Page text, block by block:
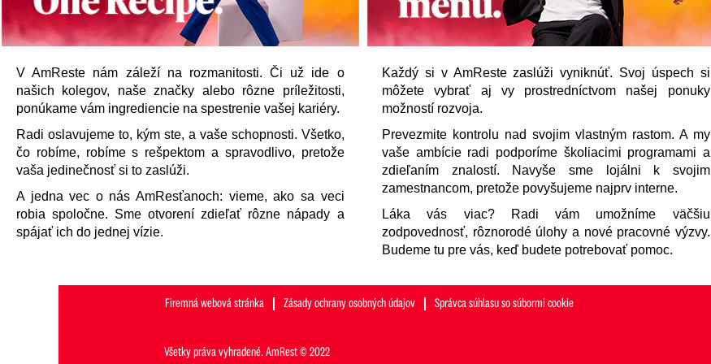
V AmReste nám záleží na rozmanitosti. Či už ide o
našich kolegov, naše značky alebo rôzne príležitosti,
ponúkame vám ingrediencie na spestrenie vašej kariéry.
Radi oslavujeme to, kým ste, a vaše schopnosti. Všetko,
čo robíme, robíme s rešpektom a spravodlivo, pretože
vaša jedinečnosť si to zaslúži.
A jedna vec o nás AmResťanoch: vieme, ako sa veci
robia spoločne. Sme otvorení zdieľať rôzne nápady a
spájať ich do jednej vízie.
Každý si v AmReste zaslúži vyniknúť. Svoj úspech si
môžete vybrať aj vy prostredníctvom našej ponuky
možností rozvoja.
Prevezmite kontrolu nad svojim vlastným rastom. A my
vaše ambície radi podporíme školiacimi programami a
zdieľaním znalostí. Navyše sme lojálni k svojim
zamestnancom, pretože povyšujeme najprv interne.
Láka vás viac? Radi vám umožníme väčšiu
zodpovednosť, rôznorodé úlohy a nové pracovné výzvy.
Budeme tu pre vás, keď budete potrebovať pomoc.
Firemná webová stránka Zásady ochrany osobných údajov Správca súhlasu so súbormi cookie
Všetky práva vyhradené. AmRest © 2022